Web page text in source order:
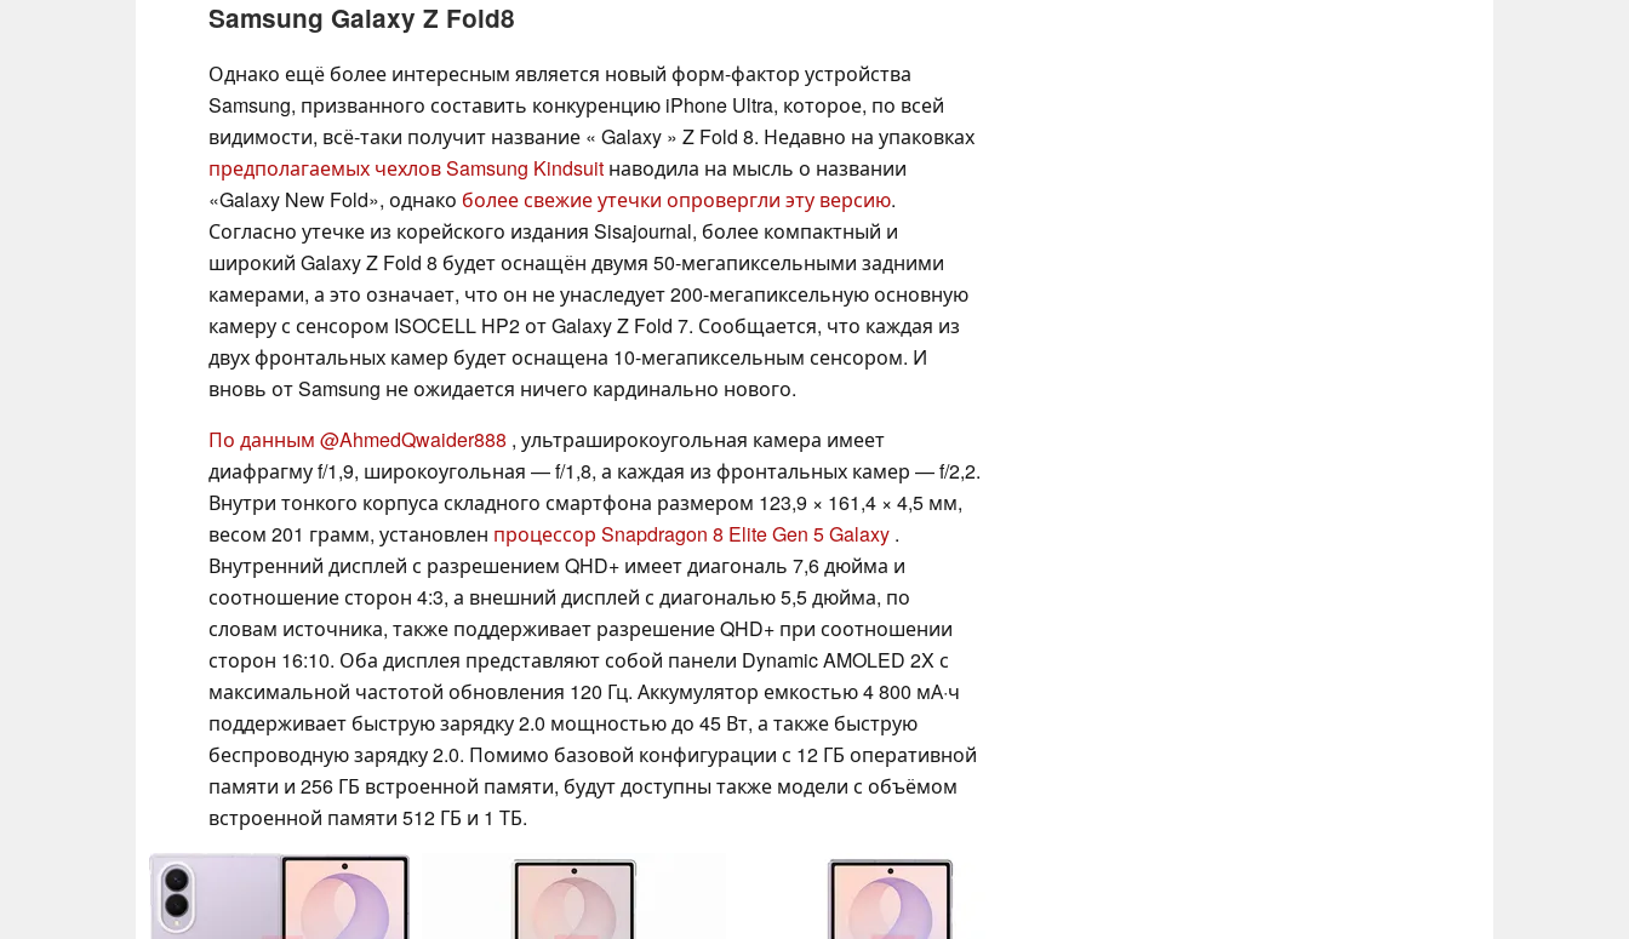
Samsung Galaxy Z Fold8
Однако ещё более интересным является новый форм-фактор устройства
Samsung, призванного составить конкуренцию iPhone Ultra, которое, по всей
видимости, всё-таки получит название « Galaxy » Z Fold 8. Недавно на упаковках
предполагаемых чехлов Samsung Kindsuit наводила на мысль о названии
«Galaxy New Fold», однако более свежие утечки опровергли эту версию.
Согласно утечке из корейского издания Sisajournal, более компактный и
широкий Galaxy Z Fold 8 будет оснащён двумя 50-мегапиксельными задними
камерами, а это означает, что он не унаследует 200-мегапиксельную основную
камеру с сенсором ISOCELL HP2 от Galaxy Z Fold 7. Сообщается, что каждая из
двух фронтальных камер будет оснащена 10-мегапиксельным сенсором. И
вновь от Samsung не ожидается ничего кардинально нового.
По данным @AhmedQwaider888 , ультраширокоугольная камера имеет
диафрагму f/1,9, широкоугольная — f/1,8, а каждая из фронтальных камер — f/2,2.
Внутри тонкого корпуса складного смартфона размером 123,9 × 161,4 × 4,5 мм,
весом 201 грамм, установлен процессор Snapdragon 8 Elite Gen 5 Galaxy .
Внутренний дисплей с разрешением QHD+ имеет диагональ 7,6 дюйма и
соотношение сторон 4:3, а внешний дисплей с диагональю 5,5 дюйма, по
словам источника, также поддерживает разрешение QHD+ при соотношении
сторон 16:10. Оба дисплея представляют собой панели Dynamic AMOLED 2X с
максимальной частотой обновления 120 Гц. Аккумулятор емкостью 4 800 мА·ч
поддерживает быструю зарядку 2.0 мощностью до 45 Вт, а также быструю
беспроводную зарядку 2.0. Помимо базовой конфигурации с 12 ГБ оперативной
памяти и 256 ГБ встроенной памяти, будут доступны также модели с объёмом
встроенной памяти 512 ГБ и 1 ТБ.